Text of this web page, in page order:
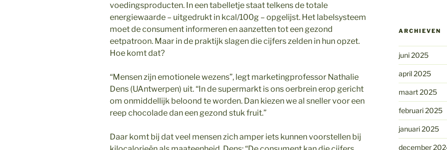
voedingsproducten. In een tabelletje staat telkens de totale
energiewaarde – uitgedrukt in kcal/100g – opgelijst. Het labelsysteem
moet de consument informeren en aanzetten tot een gezond
eetpatroon. Maar in de praktijk slagen die cijfers zelden in hun opzet.
Hoe komt dat?
“Mensen zijn emotionele wezens”, legt marketingprofessor Nathalie
Dens (UAntwerpen) uit. “In de supermarkt is ons oerbrein erop gericht
om onmiddellijk beloond te worden. Dan kiezen we al sneller voor een
reep chocolade dan een gezond stuk fruit.”
Daar komt bij dat veel mensen zich amper iets kunnen voorstellen bij
ARCHIEVEN
juni 2025
april 2025
maart 2025
februari 2025
januari 2025
december